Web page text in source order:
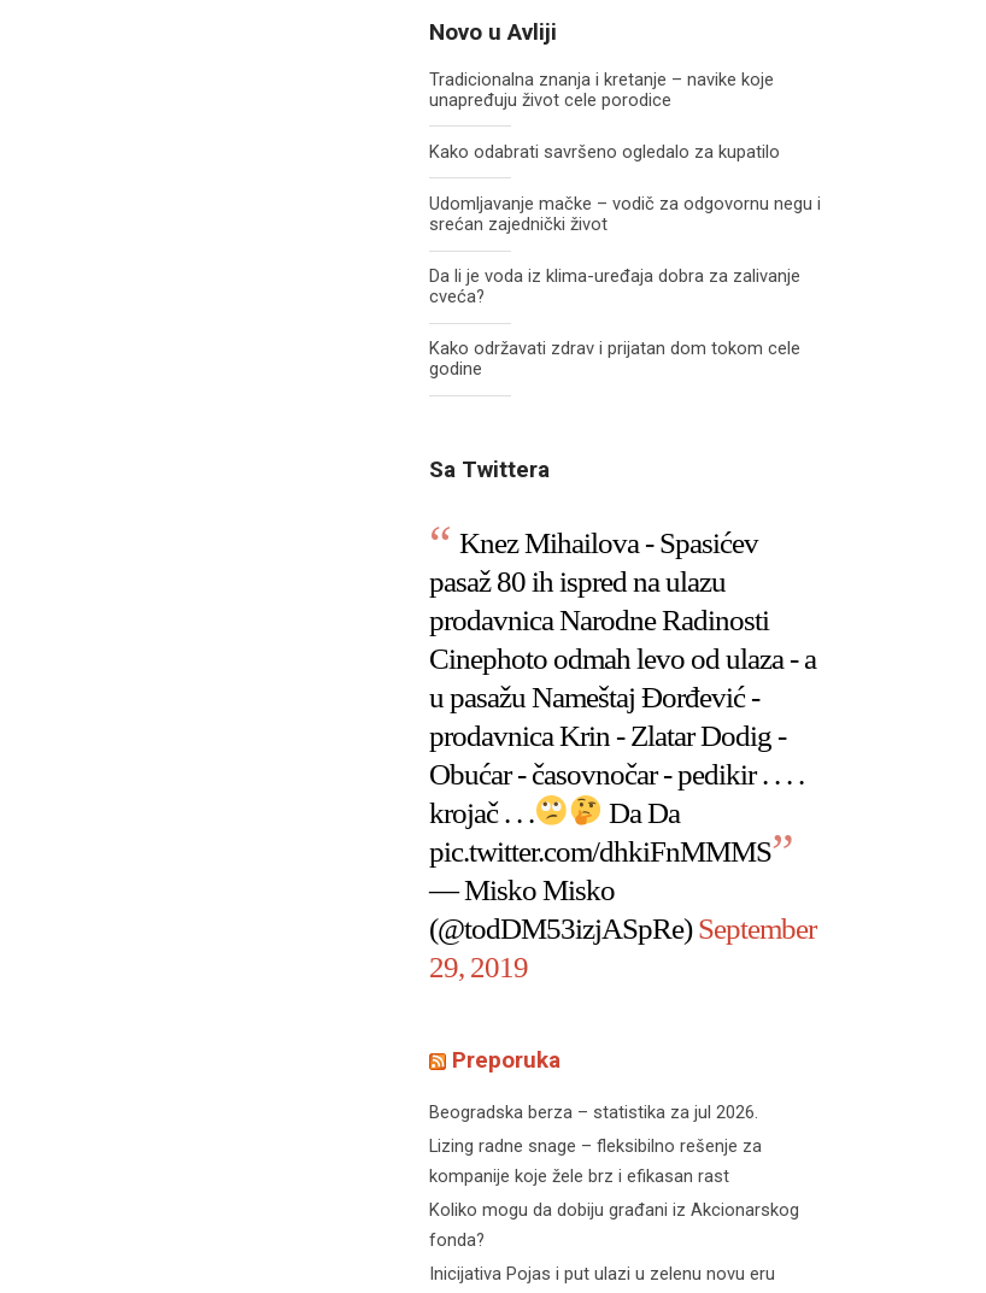
Novo u Avliji
Tradicionalna znanja i kretanje – navike koje
unapređuju život cele porodice
Kako odabrati savršeno ogledalo za kupatilo
Udomljavanje mačke – vodič za odgovornu negu i
srećan zajednički život
Da li je voda iz klima-uređaja dobra za zalivanje
cveća?
Kako održavati zdrav i prijatan dom tokom cele
godine
Sa Twittera
Knez Mihailova - Spasićev
pasaž 80 ih ispred na ulazu
prodavnica Narodne Radinosti
Cinephoto odmah levo od ulaza - a
u pasažu Nameštaj Đorđević -
prodavnica Krin - Zlatar Dodig -
Obućar - časovnočar - pedikir . . . .
krojač . . .
Da Da
pic.twitter.com/dhkiFnMMMS
— Misko Misko
(@todDM53izjASpRe)September
29, 2019
Preporuka
Beogradska berza – statistika za jul 2026.
Lizing radne snage – fleksibilno rešenje za
kompanije koje žele brz i efikasan rast
Koliko mogu da dobiju građani iz Akcionarskog
fonda?
Inicijativa Pojas i put ulazi u zelenu novu eru